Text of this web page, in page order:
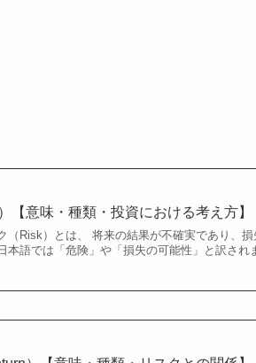
【意味・種類・投資における考え方】
（Risk）とは、 将来の結果が不確実であり、
本語では「危険」や「損失の可能性」と訳され